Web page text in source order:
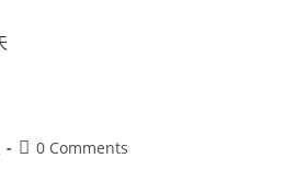
0 Comments